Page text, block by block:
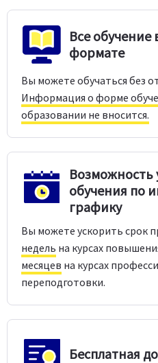
Все
формате
Вы можете обучаться без
Информация о форме
образовании не вносится.
Возможность
обучения по
графику
Вы можете ускорить срок
недель на курсах
месяцев на курсах
переподготовки.
Бесплатная